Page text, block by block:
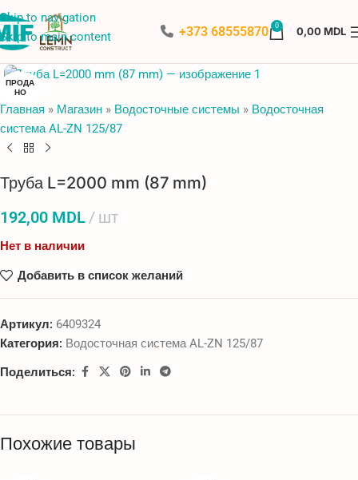
Skip to navigation
Skip to main content
+373 68555870 0 0,00MDL
ПРОДА
НО
Нажмите, чтобы увеличить
Главная » Магазин » Водосточные системы » Водосточная
система AL-ZN 125/87
Труба L=2000 mm (87 mm)
192,00 MDL шт
Нет в наличии
Добавить в список желаний
Артикул: 6409324
Категория: Водосточная система AL-ZN 125/87
Поделиться:
Похожие товары